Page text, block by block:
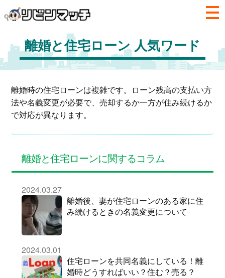
離婚と住宅ローン 人気ワード
離婚時の住宅ローンは複雑です。ローン残高の支払い方
法や名義変更が必要で、売却するか一方が住み続けるか
で対応が異なります。
離婚と住宅ローンに関するコラム
2024.03.27
離婚後、妻が住宅ローンのある家に住
み続けるときの名義変更について
2024.03.01
住宅ローンを共同名義にしている！離
婚時どうすればいい？住む？売る？